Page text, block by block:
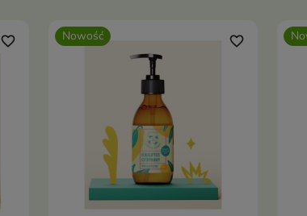
naturalny rytuał pielęgnacyjny.
favorite_border Nowość favorite_border